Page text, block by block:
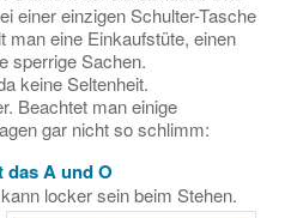
einer einzigen Schulter-Tasche
man eine Einkaufstüte, einen
sperrige Sachen.
keine Seltenheit.
Beachtet man einige
gar nicht so schlimm:
das A und O
locker sein beim Stehen.